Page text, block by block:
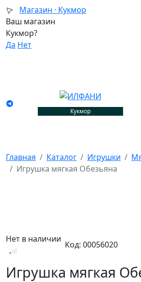
Магазин · Кукмор
Ваш магазин
Кукмор?
Да Нет
Кукмор
Главная Каталог Игрушки
Игрушка мягкая Обезьяна
Нет в наличии
Код: 00056020
Игрушка мягкая